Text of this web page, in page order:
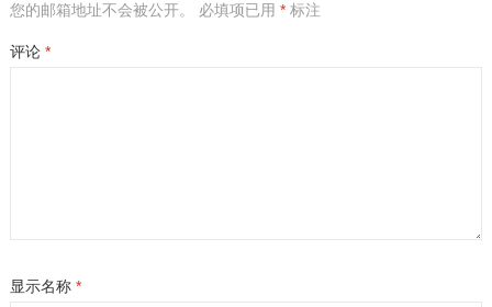
您的邮箱地址不会被公开。 必填项已用 *标注
评论 *
显示名称 *